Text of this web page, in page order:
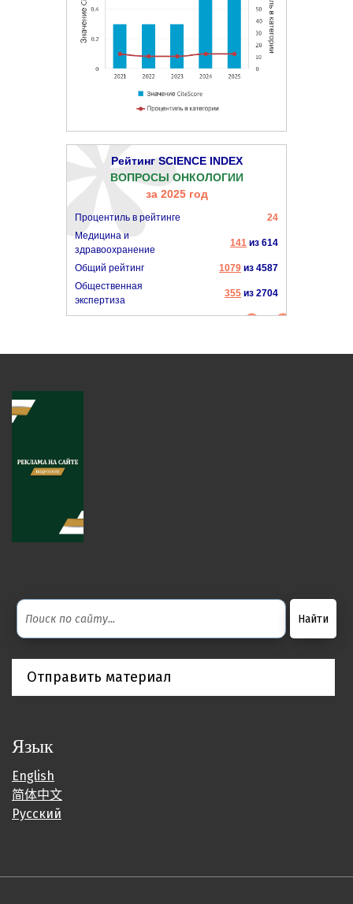
Рейтинг SCIENCE INDEX
ВОПРОСЫ ОНКОЛОГИИ
за 2025 год
Процентиль в рейтинге
24
Медицина и
здравоохранение
141из 614
Общий рейтинг 1079из 4587
Общественная
экспертиза
355из 2704
Отправить материал
Язык
English
简体中文
Русский